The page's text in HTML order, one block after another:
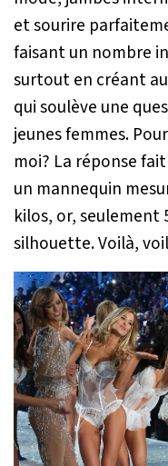
et sourire
faisant un nombre
surtout en créant
qui soulève une
jeunes femmes.
moi? La réponse
un mannequin
kilos, or,
silhouette. Voilà,